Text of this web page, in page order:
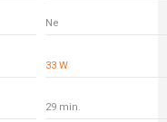
Ne
33 W
29 min.